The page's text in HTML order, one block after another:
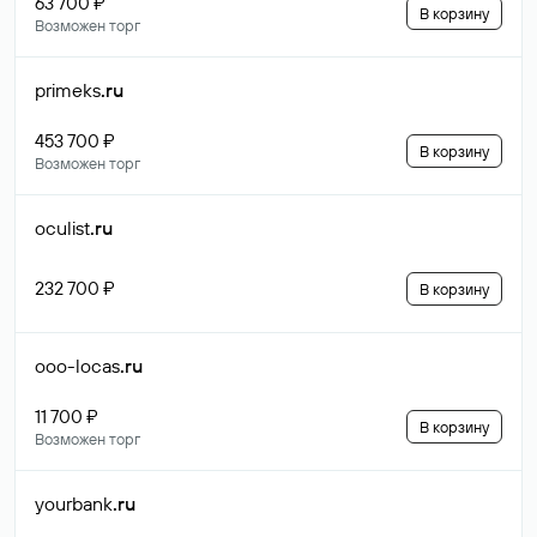
Возможен торг
В корзину
primeks.ru
453 700 ₽
Возможен торг
В корзину
oculist.ru
232 700 ₽ В корзину
ooo-locas.ru
11 700 ₽
Возможен торг
В корзину
yourbank.ru